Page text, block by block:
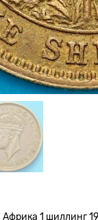
1 шиллинг